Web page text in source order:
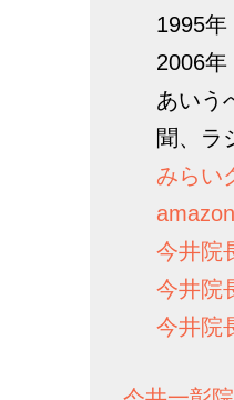
1995
2006
あいう
聞、ラ
みらい
今井院
今井院
今井院